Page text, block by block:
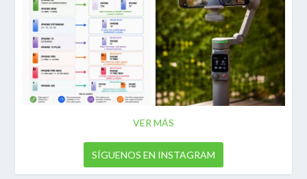
VER MÁS
SÍGUENOS EN INSTAGRAM